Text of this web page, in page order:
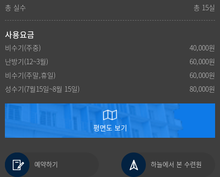
총 실수
총 15실
사용요금
비수기(주중)
40,000원
난방기(12~3월)
60,000원
비수기(주말,휴일)
60,000원
성수기(7월15일~8월 15일)
80,000원
평면도 보기
예약하기 하늘에서 본 수련원